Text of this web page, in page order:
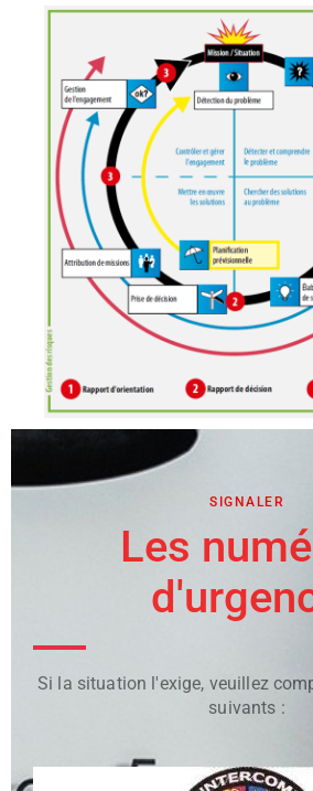
SIGNALER
Les
Si la situation l'exige, veuillez
suivants :